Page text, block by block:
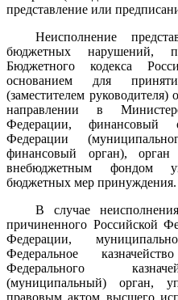
представление или
Неисполнение
бюджетных нарушений,
Бюджетного кодекса
основанием для
(заместителем руководителя)
направлении в
Федерации, финансовый
Федерации
финансовый орган), орган
внебюджетным фондом
бюджетных мер принуждения.
В случае
причиненного Российской
Федерации,
Федеральное
Федерального
(муниципальный) орган,
правовым актом высшего